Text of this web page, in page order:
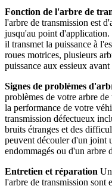
Fonction de l'arbre de
l'arbre de transmission est
jusqu'au point
il transmet la puissance à
roues motrices, plusieurs
puissance aux essieux avant
Signes de problèmes
problèmes de votre arbre
la performance de votre
transmission défectueux
bruits étranges et des
peuvent découler d'un joint
endommagés ou d'un arbre
Entretien et réparation
l'arbre de transmission sont